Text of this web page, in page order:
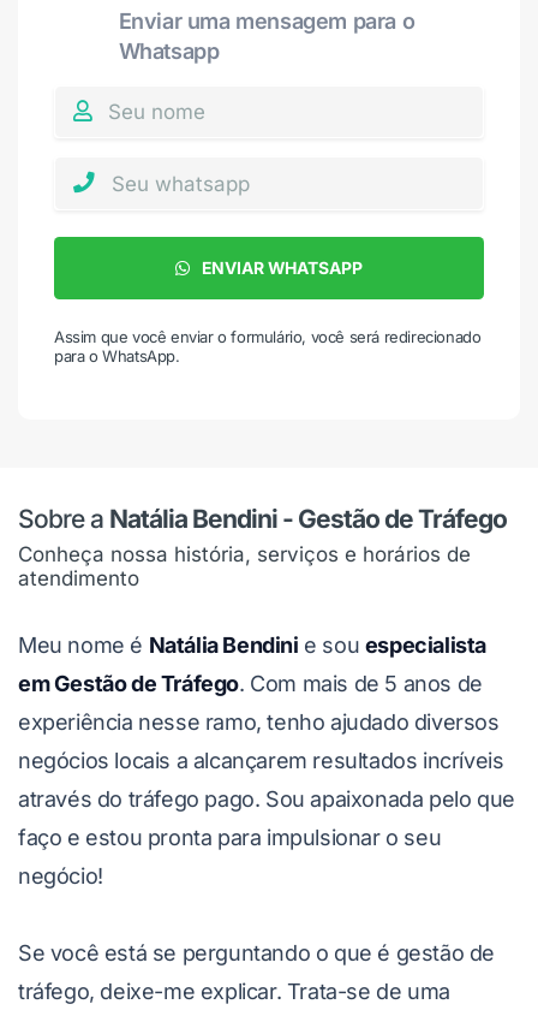
Enviar uma mensagem para o
Whatsapp
ENVIAR WHATSAPP
Assim que você enviar o formulário, você será redirecionado
para o WhatsApp.
Sobre a Natália Bendini - Gestão de Tráfego
Conheça nossa história, serviços e horários de
atendimento
Meu nome é Natália Bendini e sou especialista
em Gestão de Tráfego. Com mais de 5 anos de
experiência nesse ramo, tenho ajudado diversos
negócios locais a alcançarem resultados incríveis
através do tráfego pago. Sou apaixonada pelo que
faço e estou pronta para impulsionar o seu
negócio!
Se você está se perguntando o que é gestão de
tráfego, deixe-me explicar. Trata-se de uma